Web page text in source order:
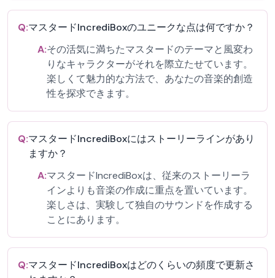
Q:マスタードIncrediBoxのユニークな点は何ですか？
A:その活気に満ちたマスタードのテーマと風変わ
りなキャラクターがそれを際立たせています。
楽しくて魅力的な方法で、あなたの音楽的創造
性を探求できます。
Q:マスタードIncrediBoxにはストーリーラインがあり
ますか？
A:マスタードIncrediBoxは、従来のストーリーラ
インよりも音楽の作成に重点を置いています。
楽しさは、実験して独自のサウンドを作成する
ことにあります。
Q:マスタードIncrediBoxはどのくらいの頻度で更新さ